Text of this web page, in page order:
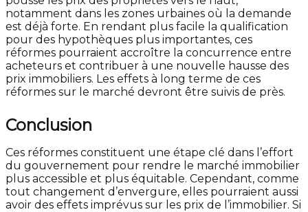
notamment dans les zones urbaines où la demande
est déjà forte. En rendant plus facile la qualification
pour des hypothèques plus importantes, ces
réformes pourraient accroître la concurrence entre
acheteurs et contribuer à une nouvelle hausse des
prix immobiliers. Les effets à long terme de ces
réformes sur le marché devront être suivis de près.
Conclusion
Ces réformes constituent une étape clé dans l’effort
du gouvernement pour rendre le marché immobilier
plus accessible et plus équitable. Cependant, comme
tout changement d’envergure, elles pourraient aussi
avoir des effets imprévus sur les prix de l’immobilier. Si